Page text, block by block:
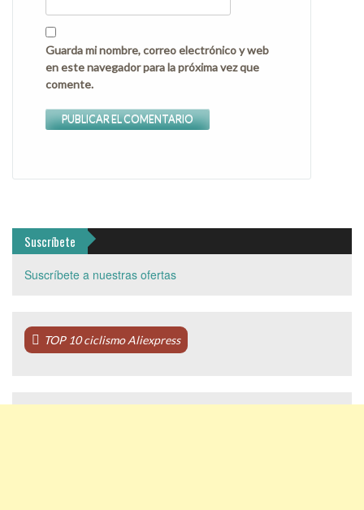
Guarda mi nombre, correo electrónico y web
en este navegador para la próxima vez que
comente.
Suscríbete
Suscríbete a nuestras ofertas
TOP 10 ciclismo Aliexpress